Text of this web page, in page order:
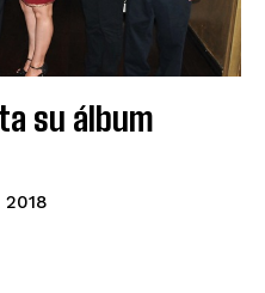
su álbum